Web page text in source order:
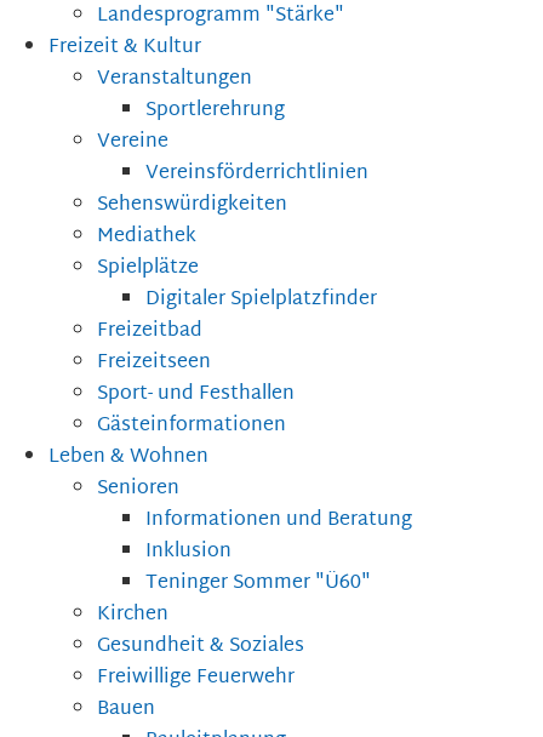
Landesprogramm "Stärke"
Freizeit & Kultur
Veranstaltungen
Sportlerehrung
Vereine
Vereinsförderrichtlinien
Sehenswürdigkeiten
Mediathek
Spielplätze
Digitaler Spielplatzfinder
Freizeitbad
Freizeitseen
Sport- und Festhallen
Gästeinformationen
Leben & Wohnen
Senioren
Informationen und Beratung
Inklusion
Teninger Sommer "Ü60"
Kirchen
Gesundheit & Soziales
Freiwillige Feuerwehr
Bauen